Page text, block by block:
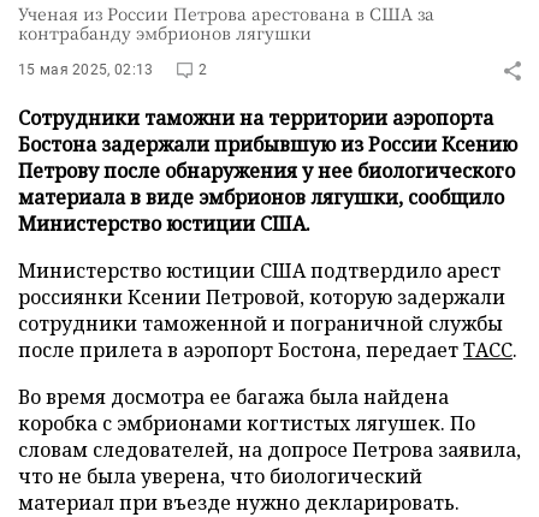
Ученая из России Петрова арестована в США за
контрабанду эмбрионов лягушки
15 мая 2025, 02:13 2
Сотрудники таможни на территории аэропорта
Бостона задержали прибывшую из России Ксению
Петрову после обнаружения у нее биологического
материала в виде эмбрионов лягушки, сообщило
Министерство юстиции США.
Министерство юстиции США подтвердило арест
россиянки Ксении Петровой, которую задержали
сотрудники таможенной и пограничной службы
после прилета в аэропорт Бостона, передаетТАСС.
Во время досмотра ее багажа была найдена
коробка с эмбрионами когтистых лягушек. По
словам следователей, на допросе Петрова заявила,
что не была уверена, что биологический
материал при въезде нужно декларировать.